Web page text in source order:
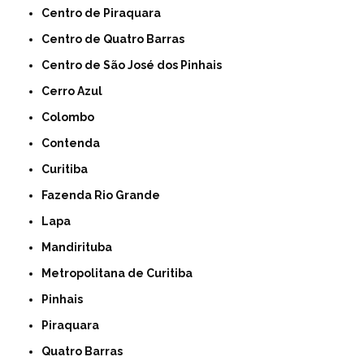
Centro de Piraquara
Centro de Quatro Barras
Centro de São José dos Pinhais
Cerro Azul
Colombo
Contenda
Curitiba
Fazenda Rio Grande
Lapa
Mandirituba
Metropolitana de Curitiba
Pinhais
Piraquara
Quatro Barras